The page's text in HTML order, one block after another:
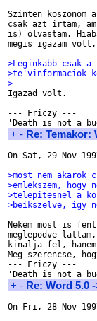
Szinten
csak azt irtam,
is) olvastam.
megis igazam
>Leginkabb csak
>te'vinformaciok
>
Igazad volt.
--- Friczy ---
+ - Re: Temakor:
On Sat, 29 Nov
>most nem
>emlekszem,
>telepitesnel a
>beikszelve, igy
Nekem most is
meglepodve
kinalja fel,
Meg szerencse,
--- Friczy ---
+ - Re: Word 5.0
On Fri, 28 Nov